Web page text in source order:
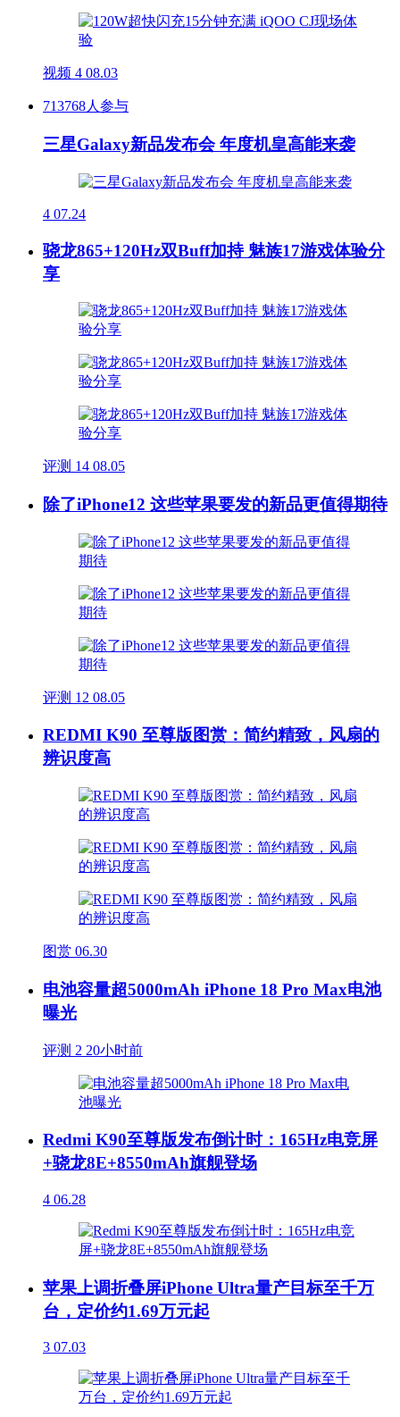
视频 4 08.03
713768人参与
三星Galaxy新品发布会 年度机皇高能来袭
4 07.24
骁龙865+120Hz双Buff加持 魅族17游戏体验分
享
评测 14 08.05
除了iPhone12 这些苹果要发的新品更值得期待
评测 12 08.05
REDMI K90 至尊版图赏：简约精致，风扇的
辨识度高
图赏 06.30
电池容量超5000mAh iPhone 18 Pro Max电池
曝光
评测 2 20小时前
Redmi K90至尊版发布倒计时：165Hz电竞屏
+骁龙8E+8550mAh旗舰登场
4 06.28
苹果上调折叠屏iPhone Ultra量产目标至千万
台，定价约1.69万元起
3 07.03